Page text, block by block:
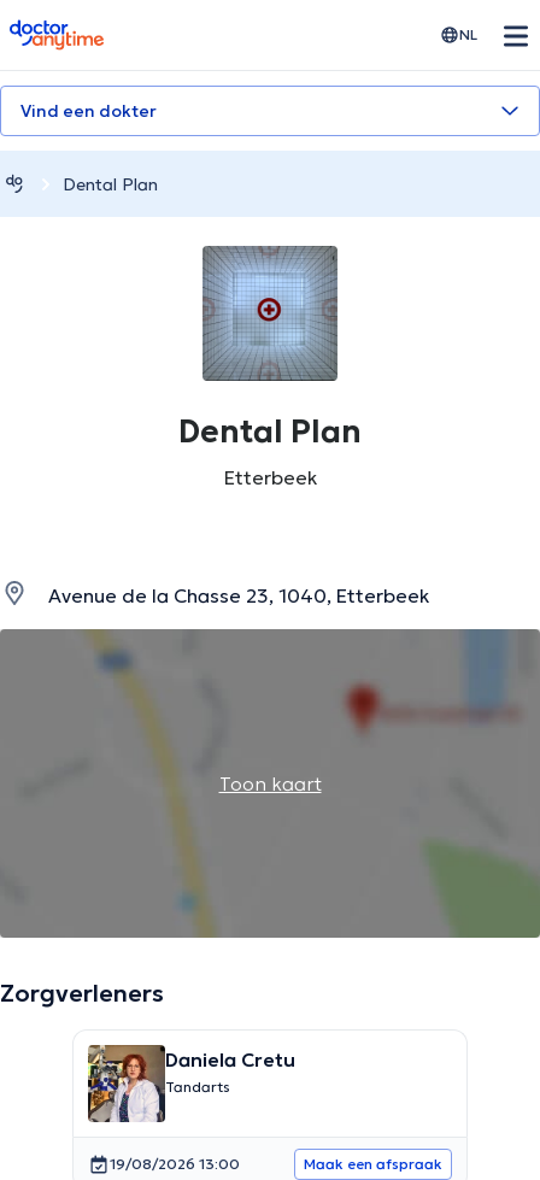
doctoranytime NL
Vind een dokter
Dental Plan
Dental Plan
Etterbeek
Avenue de la Chasse 23, 1040, Etterbeek
Toon kaart
Zorgverleners
Daniela Cretu
Tandarts
19/08/2026 13:00 Maak een afspraak